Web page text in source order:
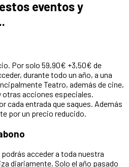
eventos y
Por solo 59,90€ +3,50€ de
durante todo un año, a una
Teatro, además de cine,
acciones especiales.
cada entrada que saques. Además
por un precio reducido.
acceder a toda nuestra
diariamente. Solo el año pasado